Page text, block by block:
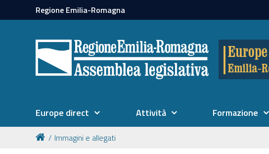
Regione Emilia-Romagna
Europe direct Attività Formazione
Immagini e allegati